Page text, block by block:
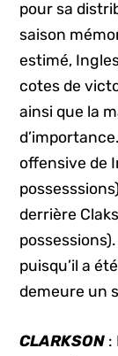
pour sa
saison
estimé,
cotes de
ainsi que la
offensive de
derrière
puisqu’il a
demeure un
CLARKSON :